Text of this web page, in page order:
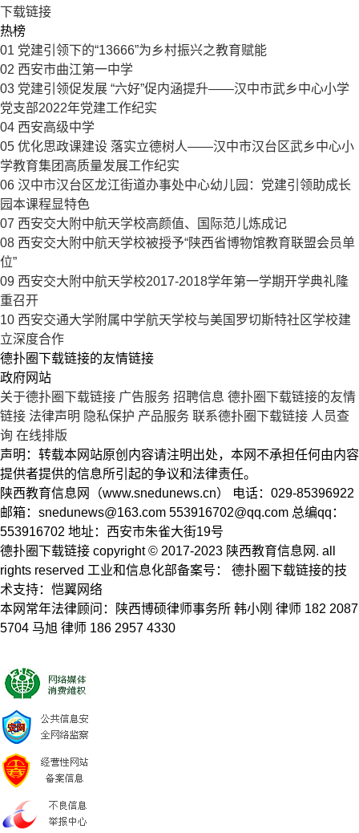
下载链接
热榜
01 党建引领下的“13666”为乡村振兴之教育赋能
02 西安市曲江第一中学
03 党建引领促发展 “六好”促内涵提升——汉中市武乡中心小学
党支部2022年党建工作纪实
04 西安高级中学
05 优化思政课建设 落实立德树人——汉中市汉台区武乡中心小
学教育集团高质量发展工作纪实
06 汉中市汉台区龙江街道办事处中心幼儿园：党建引领助成长
园本课程显特色
07 西安交大附中航天学校高颜值、国际范儿炼成记
08 西安交大附中航天学校被授予“陕西省博物馆教育联盟会员单
位”
09 西安交大附中航天学校2017-2018学年第一学期开学典礼隆
重召开
10 西安交通大学附属中学航天学校与美国罗切斯特社区学校建
立深度合作
德扑圈下载链接的友情链接
政府网站
关于德扑圈下载链接 广告服务 招聘信息 德扑圈下载链接的友情
链接 法律声明 隐私保护 产品服务 联系德扑圈下载链接 人员查
询 在线排版
声明：转载本网站原创内容请注明出处，本网不承担任何由内容
提供者提供的信息所引起的争议和法律责任。
陕西教育信息网（www.snedunews.cn） 电话：029-85396922
邮箱： snedunews@163.com 553916702@qq.com 总编qq：
553916702 地址：西安市朱雀大街19号
德扑圈下载链接 copyright © 2017-2023 陕西教育信息网. all
rights reserved 工业和信息化部备案号： 德扑圈下载链接的技
术支持：恺翼网络
本网常年法律顾问：陕西博硕律师事务所 韩小刚 律师 182 2087
5704 马旭 律师 186 2957 4330